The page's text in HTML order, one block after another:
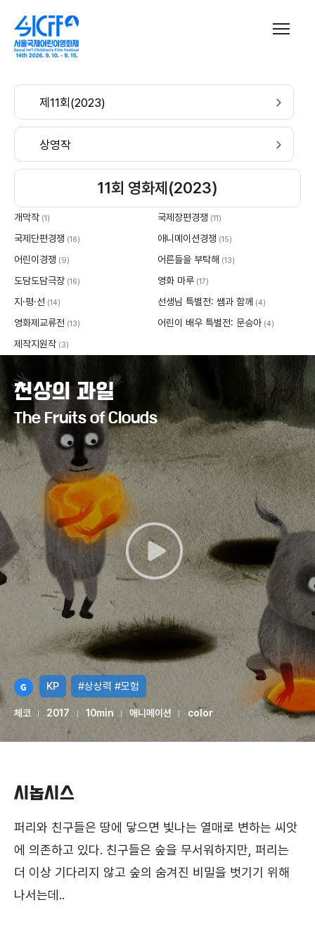
제11회(2023)
상영작
11회 영화제(2023)
개막작 (1) 국제장편경쟁 (11)
국제단편경쟁 (16) 애니메이션경쟁 (15)
어린이경쟁 (9) 어른들을 부탁해 (13)
도담도담극장 (16) 영화 마루 (17)
지·평·선 (14) 선생님 특별전: 쌤과 함께 (4)
영화제교류전 (13) 어린이 배우 특별전: 문승아 (4)
제작지원작 (3)
천상의 과일
The Fruits of Clouds
KP #상상력 #모험
체코 2017 10min 애니메이션 color
시놉시스
퍼리와 친구들은 땅에 닿으면 빛나는 열매로 변하는 씨앗
에 의존하고 있다. 친구들은 숲을 무서워하지만, 퍼리는
더 이상 기다리지 않고 숲의 숨겨진 비밀을 벗기기 위해
나서는데..